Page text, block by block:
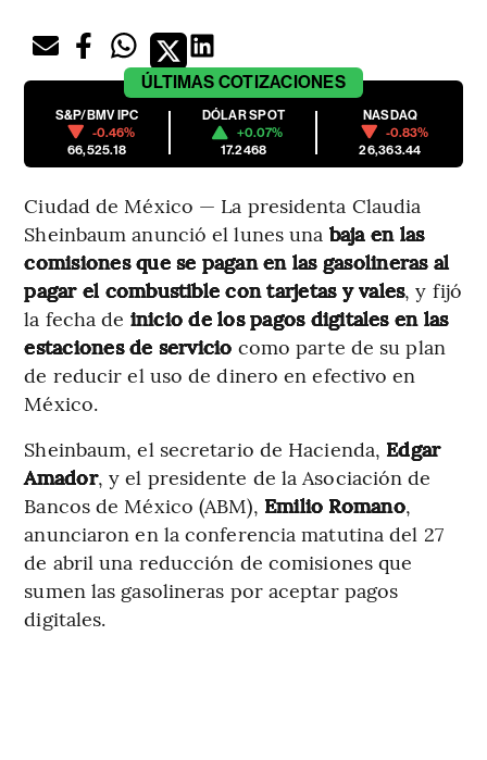
ÚLTIMAS COTIZACIONES
S&P/BMV IPC
-0.46%
66,525.18
DÓLAR SPOT
+0.07%
17.2468
NASDAQ
-0.83%
26,363.44
Ciudad de México — La presidenta Claudia
Sheinbaum anunció el lunes una baja en las
comisiones que se pagan en las gasolineras al
pagar el combustible con tarjetas y vales, y fijó
la fecha de inicio de los pagos digitales en las
estaciones de servicio como parte de su plan
de reducir el uso de dinero en efectivo en
México.
Sheinbaum, el secretario de Hacienda, Edgar
Amador, y el presidente de la Asociación de
Bancos de México (ABM), Emilio Romano,
anunciaron en la conferencia matutina del 27
de abril una reducción de comisiones que
sumen las gasolineras por aceptar pagos
digitales.